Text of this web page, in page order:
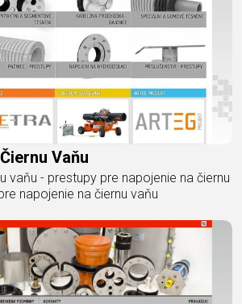
Vaňu
vaňu - prestupy pre napojenie na čiernu
napojenie na čiernu vaňu